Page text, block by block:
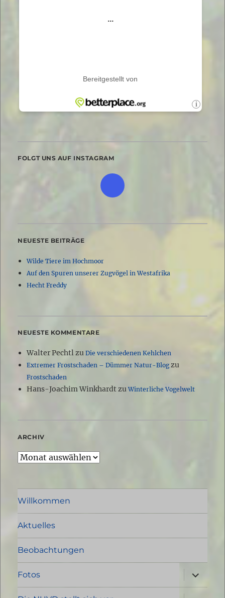
FOLGT UNS AUF INSTAGRAM
NEUESTE BEITRÄGE
Wilde Tiere im Hochmoor
Auf den Spuren unserer Zugvögel in Westafrika
Hecht Freddy
NEUESTE KOMMENTARE
Walter Pechtlzu Die verschiedenen Kehlchen
Extremer Frostschaden – Dümmer Natur-Blogzu
Frostschaden
Hans-Joachim WinkhardtzuWinterliche Vogelwelt
ARCHIV
Archiv
Willkommen
Aktuelles
Beobachtungen
Fotos
öffnen